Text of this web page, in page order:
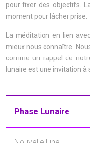
pour fixer des objectifs.
moment pour lâcher prise.
La méditation en lien
mieux nous connaître.
comme un rappel de
lunaire est une invitation à
Phase Lunaire